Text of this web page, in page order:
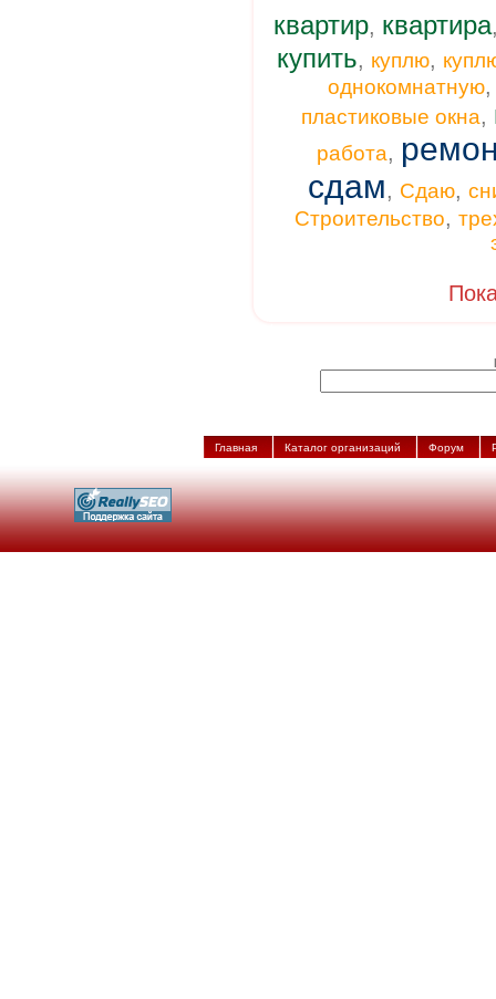
квартир, квартира
купить, куплю,
однокомнатную
пластиковые окна,
работа,
сдам, Сдаю,
Строительство,
Главная Каталог организаций Форум